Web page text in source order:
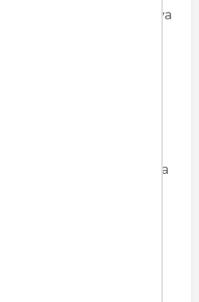
benar bahwa lemahnya
orang Indonesia
kecakapan
bahasa Inggris.
kalah penting adalah
bahasa Inggris di
efektif meningkat apabila
dari instruktur
tidak dapat
ini tanpa